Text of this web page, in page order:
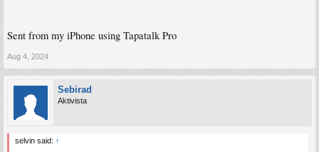
Sent from my iPhone using Tapatalk Pro
Aug 4, 2024
Sebirad
Aktivista
selvin said: ↑